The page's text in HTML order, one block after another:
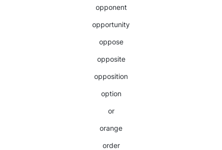
opponent
opportunity
oppose
opposite
opposition
option
or
orange
order